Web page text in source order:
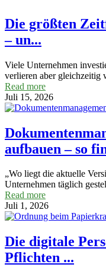
Die größten
– un...
Viele Unternehmen
verlieren aber gleichzeitig
Read more
Juli 15, 2026
aufbauen – so
„Wo liegt die aktuelle
Unternehmen täglich
Read more
Juli 1, 2026
Die digitale
Pflichten ...